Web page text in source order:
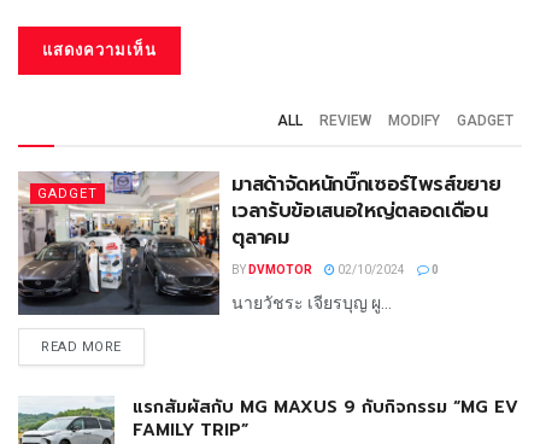
ALL REVIEW MODIFY GADGET
GADGET
มาสด้าจัดหนักบิ๊กเซอร์ไพรส์ขยาย
เวลารับข้อเสนอใหญ่ตลอดเดือน
ตุลาคม
BY DVMOTOR 02/10/2024 0
นายวัชระ เจียรบุญ ผู...
READ MORE
แรกสัมผัสกับ MG MAXUS 9 กับกิจกรรม “MG EV
FAMILY TRIP”